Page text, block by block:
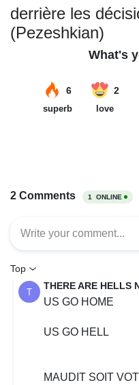
derrière les
(Pezeshkian)